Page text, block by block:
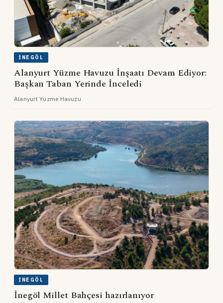
İNEGÖL
Alanyurt Yüzme Havuzu İnşaatı Devam Ediyor:
Başkan Taban Yerinde İnceledi
Alanyurt Yüzme Havuzu
İNEGÖL
İnegöl Millet Bahçesi hazırlanıyor